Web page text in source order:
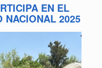
EN EL
NACIONAL 2025